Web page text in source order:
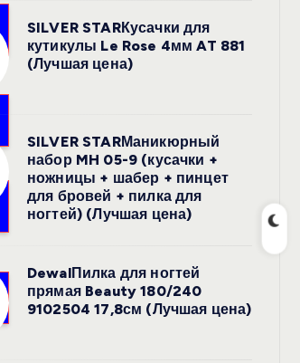
SILVER STARКусачки для
кутикулы Le Rose 4мм AT 881
(Лучшая цена)
SILVER STARМаникюрный
набор MH 05-9 (кусачки +
ножницы + шабер + пинцет
для бровей + пилка для
ногтей) (Лучшая цена)
DewalПилка для ногтей
прямая Beauty 180/240
9102504 17,8см (Лучшая цена)